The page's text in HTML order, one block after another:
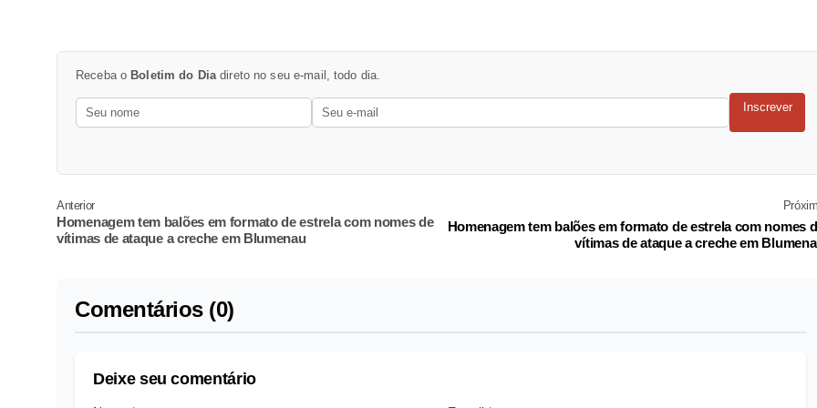
Receba o Boletim do Diadireto no seu e-mail, todo dia.
Inscrever
Anterior
Homenagem tem balões em formato de estrela com nomes de
vítimas de ataque a creche em Blumenau
Homenagem tem balões em formato de estrela com nomes
vítimas de ataque a creche em
Comentários (0)
Deixe seu comentário